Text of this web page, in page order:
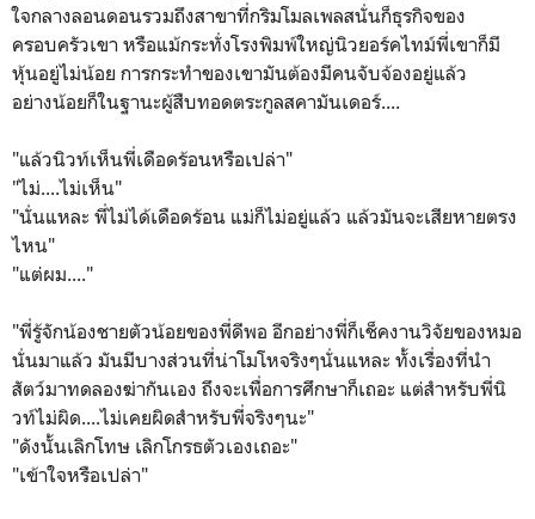
ใจกลางลอนดอนรวมถึงสาขาที่กริมโมลเพลสนั่นก็ธุรกิจของ
ครอบครัวเขา หรือแม้กระทั่งโรงพิมพ์ใหญ่นิวยอร์คไทม์พี่เขาก็มี
หุ้นอยู่ไม่น้อย การกระทำของเขามันต้องมีคนจับจ้องอยู่แล้ว
อย่างน้อยก็ในฐานะผู้สืบทอดตระกูลสคามันเดอร์....
"แล้วนิวท์เห็นพี่เดือดร้อนหรือเปล่า"
"ไม่....ไม่เห็น"
"นั่นแหละ พี่ไม่ได้เดือดร้อน แม่ก็ไม่อยู่แล้ว แล้วมันจะเสียหายตรง
ไหน"
"แต่ผม...."
"พี่รู้จักน้องชายตัวน้อยของพี่ดีพอ อีกอย่างพี่ก็เช็คงานวิจัยของหมอ
นั่นมาแล้ว มันมีบางส่วนที่น่าโมโหจริงๆนั่นแหละ ทั้งเรื่องที่นำ
สัตว์มาทดลองฆ่ากันเอง ถึงจะเพื่อการศึกษาก็เถอะ แต่สำหรับพี่นิ
วท์ไม่ผิด....ไม่เคยผิดสำหรับพี่จริงๆนะ"
"ดังนั้นเลิกโทษ เลิกโกรธตัวเองเถอะ"
"เข้าใจหรือเปล่า"